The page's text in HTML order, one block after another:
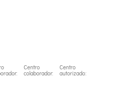
Centro
colaborador:
Centro
autorizado: